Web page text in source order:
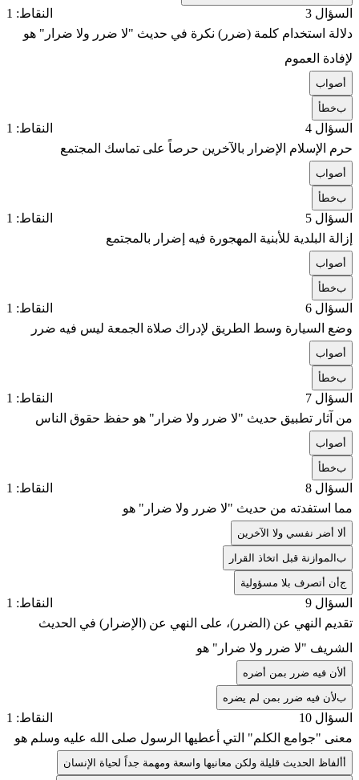
السؤال 3
النقاط: 1
دلالة استخدام كلمة (ضرر) نكرة في حديث "لا ضرر ولا ضرار" هو
لإفادة العموم
صواب
بخطأ
السؤال 4
النقاط: 1
حرم الإسلام الإضرار بالآخرين حرصاً على تماسك المجتمع
صواب
بخطأ
السؤال 5
النقاط: 1
إزالة البلدية للأبنية المهجورة فيه إضرار بالمجتمع
صواب
بخطأ
السؤال 6
النقاط: 1
وضع السيارة وسط الطريق لإدراك صلاة الجمعة ليس فيه ضرر
صواب
بخطأ
السؤال 7
النقاط: 1
من آثار تطبيق حديث "لا ضرر ولا ضرار" هو حفظ حقوق الناس
صواب
بخطأ
السؤال 8
النقاط: 1
مما استفدته من حديث "لا ضرر ولا ضرار" هو
لا أضر نفسي ولا الآخرين
بالموازنة قبل اتخاذ القرار
جأن أتصرف بلا مسؤولية
السؤال 9
النقاط: 1
تقديم النهي عن (الضرر)، على النهي عن (الإضرار) في الحديث
الشريف "لا ضرر ولا ضرار" هو
لأن فيه ضرر بمن أضره
بلأن فيه ضرر بمن لم يضره
السؤال 10
النقاط: 1
معنى "جوامع الكلم" التي أعطيها الرسول صلى الله عليه وسلم هو
ألفاظ الحديث قليلة ولكن معانيها واسعة ومهمة جداً لحياة الإنسان